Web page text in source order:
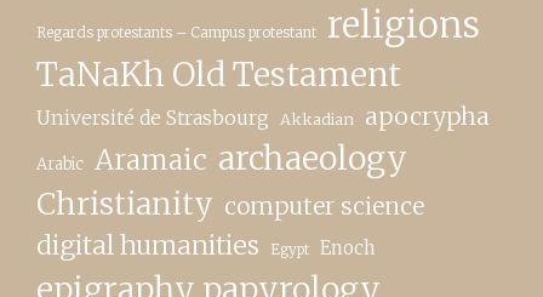
Regards protestants – Campus protestant religions
TaNaKh Old Testament
Université de Strasbourg Akkadian apocrypha
Arabic Aramaic archaeology
Christianity computer science
digital humanities Egypt Enoch
epigraphy papyrology